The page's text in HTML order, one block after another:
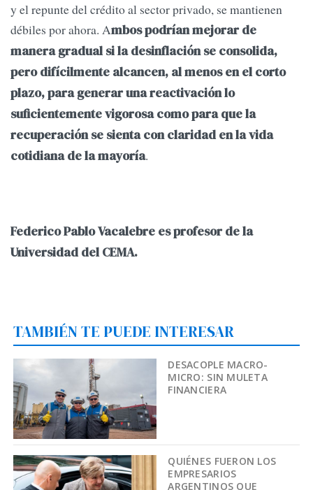
y el repunte del crédito al sector privado, se mantienen
débiles por ahora. Ambos podrían mejorar de
manera gradual si la desinflación se consolida,
pero difícilmente alcancen, al menos en el corto
plazo, para generar una reactivación lo
suficientemente vigorosa como para que la
recuperación se sienta con claridad en la vida
cotidiana de la mayoría.
Federico Pablo Vacalebre es profesor de la
Universidad del CEMA.
TAMBIÉN TE PUEDE INTERESAR
DESACOPLE MACRO-
MICRO: SIN MULETA
FINANCIERA
QUIÉNES FUERON LOS
EMPRESARIOS
ARGENTINOS QUE